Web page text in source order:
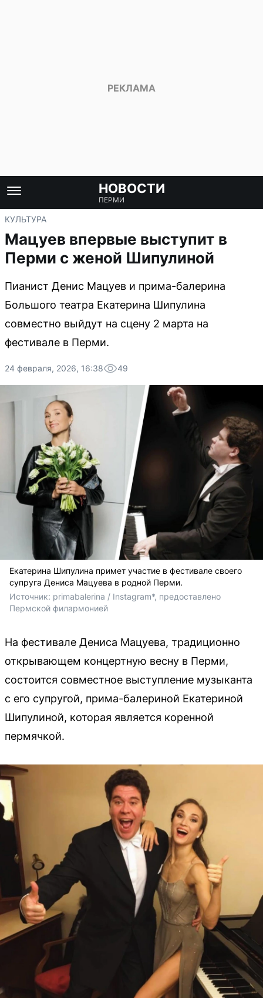
НОВОСТИ
ПЕРМИ
КУЛЬТУРА
Мацуев впервые выступит в
Перми с женой Шипулиной
Пианист Денис Мацуев и прима-балерина
Большого театра Екатерина Шипулина
совместно выйдут на сцену 2 марта на
фестивале в Перми.
24 февраля, 2026, 16:38 49
Екатерина Шипулина примет участие в фестивале своего
супруга Дениса Мацуева в родной Перми.
Источник: primabalerina / Instagram*, предоставлено
Пермской филармонией
На фестивале Дениса Мацуева, традиционно
открывающем концертную весну в Перми,
состоится совместное выступление музыканта
с его супругой, прима-балериной Екатериной
Шипулиной, которая является коренной
пермячкой.